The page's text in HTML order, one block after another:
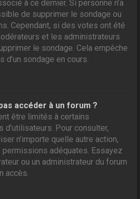
à ce dernier. Si personne n’a
de supprimer le sondage ou
Cependant, si des votes ont été
et les administrateurs
le sondage. Cela empêche
sondage en cours.
accéder à un forum ?
être limités à certains
d’utilisateurs. Pour consulter,
n’importe quelle autre action,
adéquates. Essayez
ou un administrateur du forum
accès.